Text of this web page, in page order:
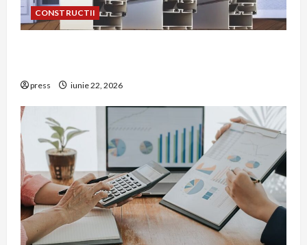
CONSTRUCTII
press iunie 22, 2026